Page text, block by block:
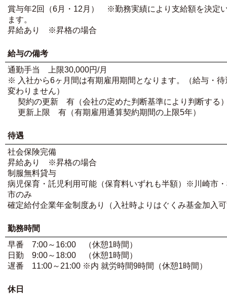
賞与年2回（6月・12月） ※勤務実績により支給額を決定
ます。
昇給あり ※昇格の場合
給与の備考
通勤手当 上限30,000円/月
※ 入社から6ヶ月間は有期雇用期間となります。（給与・待
変わりません）
契約の更新 有（会社の定めた判断基準により判断する
更新上限 有（有期雇用通算契約期間の上限5年）
待遇
社会保険完備
昇給あり ※昇格の場合
制服無料貸与
病児保育・託児利用可能（保育料いずれも半額）※川崎市
市のみ
確定給付企業年金制度あり（入社時よりはぐくみ基金加入
勤務時間
早番 7:00～16:00 （休憩1時間）
日勤 9:00～18:00 （休憩1時間）
遅番 11:00～21:00 ※内 就労時間9時間（休憩1時間）
休日